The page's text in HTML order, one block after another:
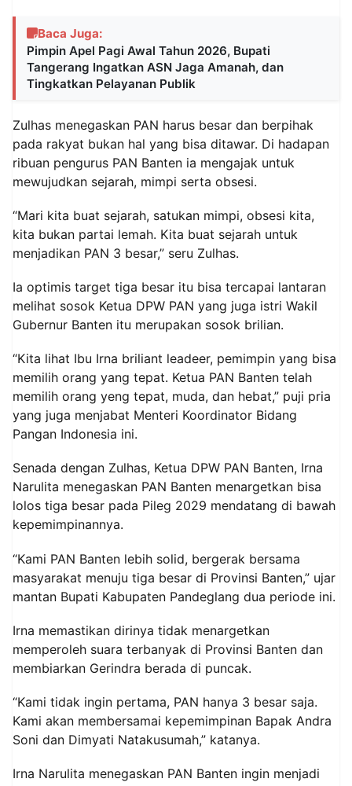
Baca Juga:
Pimpin Apel Pagi Awal Tahun 2026, Bupati
Tangerang Ingatkan ASN Jaga Amanah, dan
Tingkatkan Pelayanan Publik
Zulhas menegaskan PAN harus besar dan berpihak
pada rakyat bukan hal yang bisa ditawar. Di hadapan
ribuan pengurus PAN Banten ia mengajak untuk
mewujudkan sejarah, mimpi serta obsesi.
“Mari kita buat sejarah, satukan mimpi, obsesi kita,
kita bukan partai lemah. Kita buat sejarah untuk
menjadikan PAN 3 besar,” seru Zulhas.
Ia optimis target tiga besar itu bisa tercapai lantaran
melihat sosok Ketua DPW PAN yang juga istri Wakil
Gubernur Banten itu merupakan sosok brilian.
“Kita lihat Ibu Irna briliant leadeer, pemimpin yang bisa
memilih orang yang tepat. Ketua PAN Banten telah
memilih orang yeng tepat, muda, dan hebat,” puji pria
yang juga menjabat Menteri Koordinator Bidang
Pangan Indonesia ini.
Senada dengan Zulhas, Ketua DPW PAN Banten, Irna
Narulita menegaskan PAN Banten menargetkan bisa
lolos tiga besar pada Pileg 2029 mendatang di bawah
kepemimpinannya.
“Kami PAN Banten lebih solid, bergerak bersama
masyarakat menuju tiga besar di Provinsi Banten,” ujar
mantan Bupati Kabupaten Pandeglang dua periode ini.
Irna memastikan dirinya tidak menargetkan
memperoleh suara terbanyak di Provinsi Banten dan
membiarkan Gerindra berada di puncak.
“Kami tidak ingin pertama, PAN hanya 3 besar saja.
Kami akan membersamai kepemimpinan Bapak Andra
Soni dan Dimyati Natakusumah,” katanya.
Irna Narulita menegaskan PAN Banten ingin menjadi